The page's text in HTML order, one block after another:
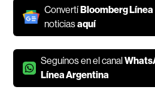
ConvertíBloomberg Línea
noticiasaquí
Seguínos en el canal
Línea Argentina